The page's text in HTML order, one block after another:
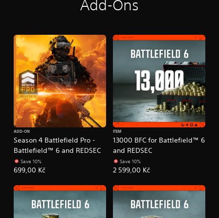
Add-Ons
Season 4 Battlefield Pro -
Battlefield™ 6 and REDSEC
ADD-ON
Save 10%
699,00 Kč
13000 BFC for Battlefield™ 6
and REDSEC
ITEM
Save 10%
2 599,00 Kč